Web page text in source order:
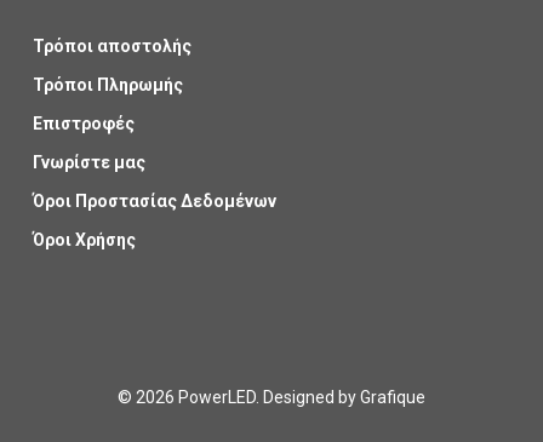
Τρόποι αποστολής
Τρόποι Πληρωμής
Επιστροφές
Γνωρίστε μας
Όροι Προστασίας Δεδομένων
Όροι Χρήσης
© 2026 PowerLED. Designed byGrafique